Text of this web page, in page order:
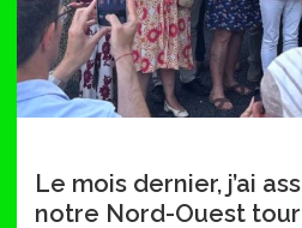
Le mois dernier, j’ai
notre Nord-Ouest